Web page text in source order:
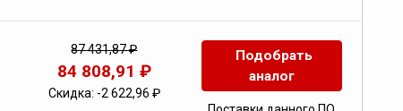
87 431,87 ₽
84 808,91 ₽
Скидка: -2 622,96 ₽
Подобрать
аналог